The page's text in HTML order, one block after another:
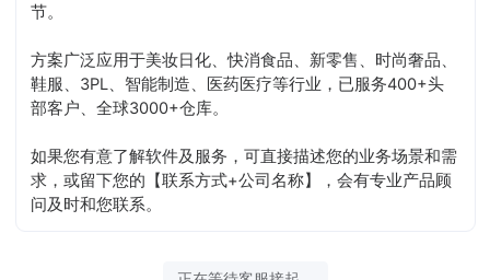
节。
方案广泛应用于美妆日化、快消食品、新零售、时尚奢品、
鞋服、3PL、智能制造、医药医疗等行业，已服务400+头
部客户、全球3000+仓库。
如果您有意了解软件及服务，可直接描述您的业务场景和需
求，或留下您的【联系方式+公司名称】，会有专业产品顾
问及时和您联系。